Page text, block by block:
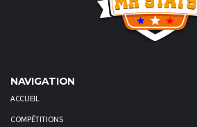
NAVIGATION
ACCUEIL
COMPÉTITIONS